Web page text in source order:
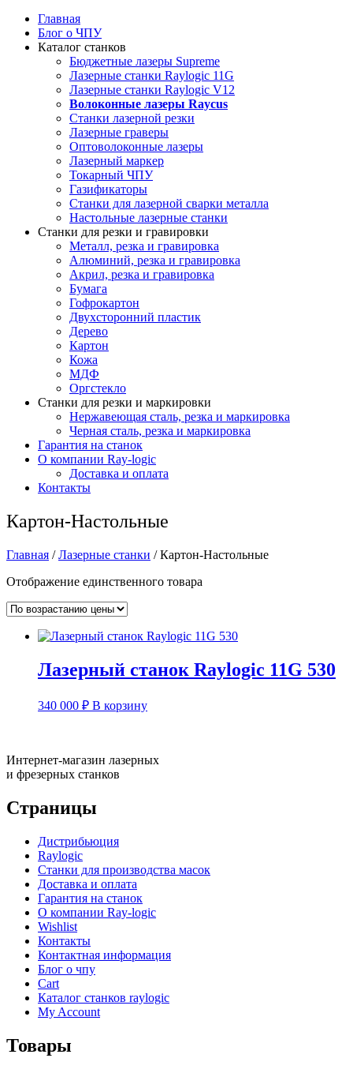
Главная
Блог о ЧПУ
Каталог станков
Бюджетные лазеры Supreme
Лазерные станки Raylogic 11G
Лазерные станки Raylogic V12
Волоконные лазеры Raycus
Станки лазерной резки
Лазерные граверы
Оптоволоконные лазеры
Лазерный маркер
Токарный ЧПУ
Газификаторы
Cтанки для лазерной сварки металла
Настольные лазерные станки
Станки для резки и гравировки
Металл, резка и гравировка
Алюминий, резка и гравировка
Акрил, резка и гравировка
Бумага
Гофрокартон
Двухсторонний пластик
Дерево
Картон
Кожа
МДФ
Оргстекло
Станки для резки и маркировки
Нержавеющая сталь, резка и маркировка
Черная сталь, резка и маркировка
Гарантия на станок
О компании Ray-logic
Доставка и оплата
Контакты
Картон-Настольные
Главная /Лазерные станки / Картон-Настольные
Отображение единственного товара
Лазерный станок Raylogic 11G 530
340 000 ₽ В корзину
Интернет-магазин лазерных
и фрезерных станков
Страницы
Дистрибьюция
Raylogic
Станки для производства масок
Доставка и оплата
Гарантия на станок
О компании Ray-logic
Wishlist
Контакты
Контактная информация
Блог о чпу
Cart
Каталог станков raylogic
My Account
Товары